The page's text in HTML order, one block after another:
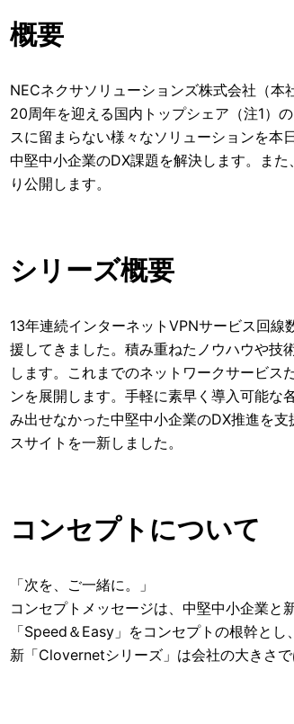
概要
NECネクサソリューションズ株式会社（
20周年を迎える国内トップシェア（注1）
スに留まらない様々なソリューションを本
中堅中小企業のDX課題を解決します。ま
り公開します。
シリーズ概要
13年連続インターネットVPNサービス回
援してきました。積み重ねたノウハウや
します。これまでのネットワークサービス
ンを展開します。手軽に素早く導入可能な
み出せなかった中堅中小企業のDX推進を
スサイトを一新しました。
コンセプトについて
「次を、ご一緒に。」
コンセプトメッセージは、中堅中小企業と
「Speed＆Easy」をコンセプトの根幹と
新「Clovernetシリーズ」は会社の大きさ